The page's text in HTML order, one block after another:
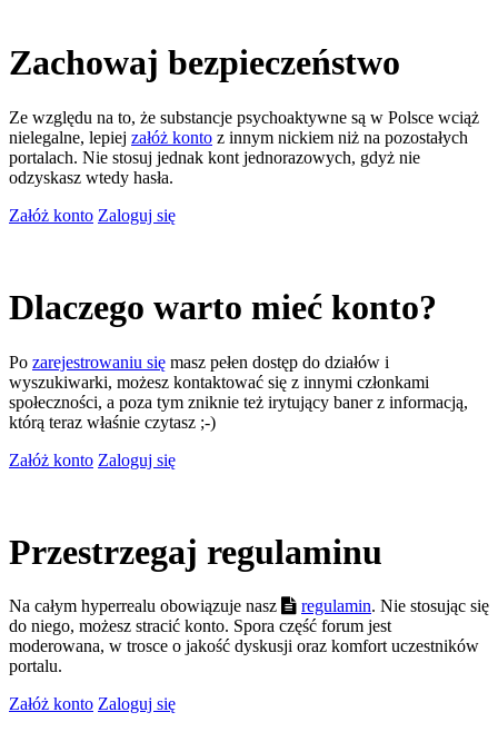
Zachowaj bezpieczeństwo
Ze względu na to, że substancje psychoaktywne są w Polsce wciąż
nielegalne, lepiej załóż konto z innym nickiem niż na pozostałych
portalach. Nie stosuj jednak kont jednorazowych, gdyż nie
odzyskasz wtedy hasła.
Załóż konto Zaloguj się
Dlaczego warto mieć konto?
Po zarejestrowaniu się masz pełen dostęp do działów i
wyszukiwarki, możesz kontaktować się z innymi członkami
społeczności, a poza tym zniknie też irytujący baner z informacją,
którą teraz właśnie czytasz ;-)
Załóż konto Zaloguj się
Przestrzegaj regulaminu
Na całym hyperrealu obowiązuje nasz regulamin. Nie stosując się
do niego, możesz stracić konto. Spora część forum jest
moderowana, w trosce o jakość dyskusji oraz komfort uczestników
portalu.
Załóż konto Zaloguj się